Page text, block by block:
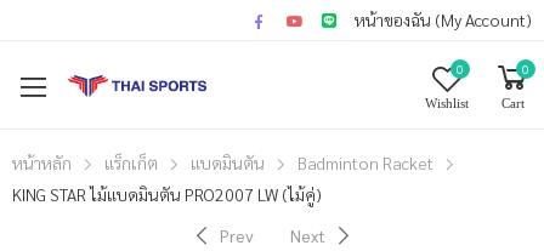
หน้าของฉัน (My Account)
0
Wishlist
0
Cart
หน้าหลัก แร็กเก็ต แบดมินตัน
Badminton Racket
KING STAR ไม้แบดมินตัน PRO2007 LW (ไม้คู่)
Prev
Next